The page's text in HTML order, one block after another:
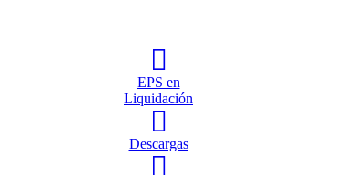
EPS en
Liquidación
Descargas